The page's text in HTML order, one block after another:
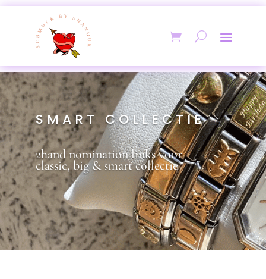
SMART COLLECTIE
2hand nomination links voor
classic, big & smart collectie